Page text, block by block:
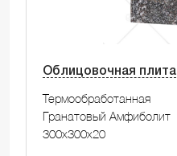
Облицовочная плита
Термообработанная
Гранатовый Амфиболит
300x300x20